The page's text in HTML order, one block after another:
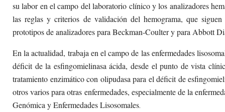
su labor en el campo del laboratorio clínico y los analizadores
las reglas y criterios de validación del hemograma, que
prototipos de analizadores para Beckman-Coulter y para Abbott
En la actualidad, trabaja en el campo de las enfermedades
déficit de la esfingomielinasa ácida, desde el punto de vista
tratamiento enzimático con olipudasa para el déficit de
otros varios para otras enfermedades, especialmente de la
Genómica y Enfermedades Lisosomales.